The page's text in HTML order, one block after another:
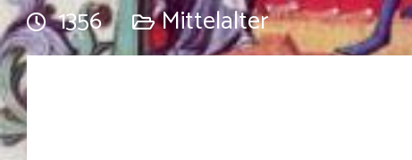
1356 Mittelalter